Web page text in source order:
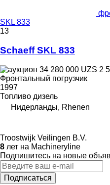
SKL 833
13
Schaeff SKL 833
34 280 000 UZS 2
Фронтальный погрузчик
1997
Топливо дизель
Нидерланды, Rhenen
Troostwijk Veilingen B.V.
8 лет на Machineryline
Подпишитесь на новые
Подписаться